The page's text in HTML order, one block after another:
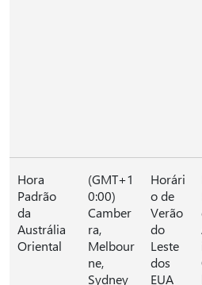
Hora
Padrão
da
Austrália
Oriental
(GMT+1
0:00)
Camber
ra,
Melbour
ne,
Sydney
Horári
o de
Verão
do
Leste
dos
EUA